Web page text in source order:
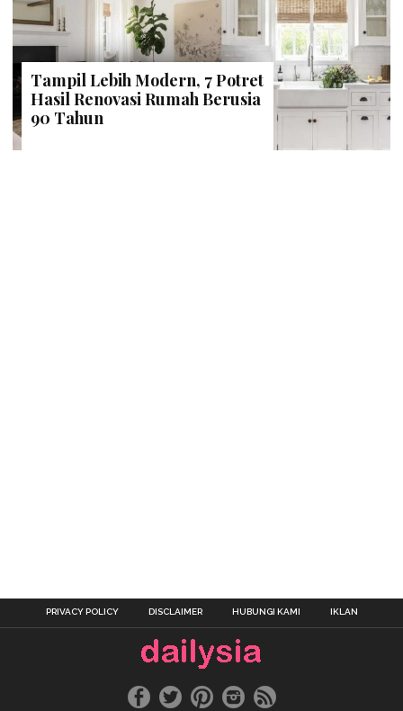
Tampil Lebih Modern, 7 Potret
Hasil Renovasi Rumah Berusia
90 Tahun
PRIVACY POLICY DISCLAIMER HUBUNGI KAMI IKLAN